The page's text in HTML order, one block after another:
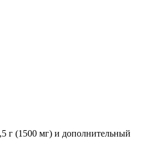
г (1500 мг) и дополнительный